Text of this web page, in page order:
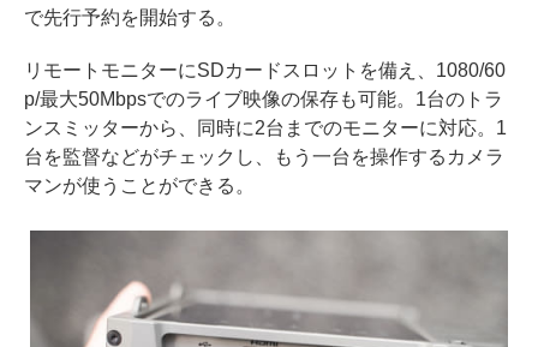
で先行予約を開始する。
リモートモニターにSDカードスロットを備え、1080/60
p/最大50Mbpsでのライブ映像の保存も可能。1台のトラ
ンスミッターから、同時に2台までのモニターに対応。1
台を監督などがチェックし、もう一台を操作するカメラ
マンが使うことができる。